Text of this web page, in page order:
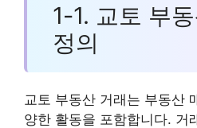
1-1. 교토 부
정의
교토 부동산 거래는 부동산
양한 활동을 포함합니다. 거